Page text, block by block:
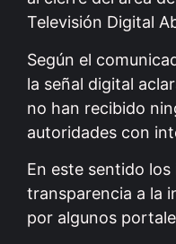
Televisión Digital
Según el
la señal digital
no han recibido
autoridades con
En este sentido
transparencia a la
por algunos